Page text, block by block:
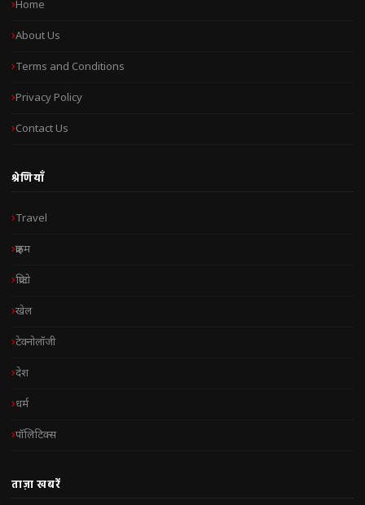
Home
About Us
Terms and Conditions
Privacy Policy
Contact Us
श्रेणियाँ
Travel
क्राइम
क्रिप्टो
खेल
टेक्नोलॉजी
देश
धर्म
पॉलिटिक्स
ताज़ा खबरें